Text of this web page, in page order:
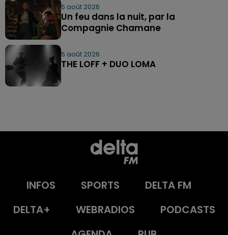
5 août 2026
Un feu dans la nuit, par la
Compagnie Chamane
5 août 2026
THE LOFF + DUO LOMA
INFOS SPORTS
DELTA FM
DELTA+
WEBRADIOS
PODCASTS